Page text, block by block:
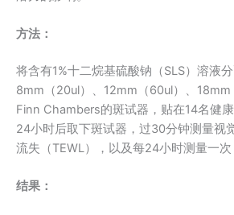
方法 ：
将含有1%十二烷基硫酸钠（SLS）溶液分
8mm（20ul）、12mm（60ul）、
Finn Chambers的斑试器，贴在14名健
24小时后取下斑试器，过30分钟测量视
流失（TEWL），以及每24小时测量一次
结果 ：